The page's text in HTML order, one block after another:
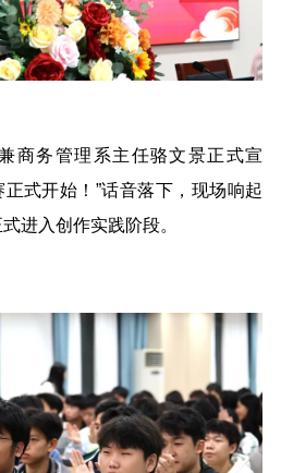
商务管理系主任骆文景正式宣
正式开始！”话音落下，现场响起
进入创作实践阶段。